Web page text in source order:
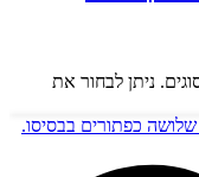
ניתן לבחור את